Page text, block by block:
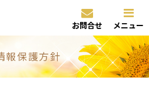
メニュー
お問合せ
報保護方針